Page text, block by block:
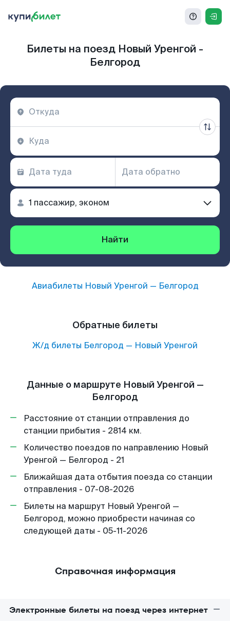
Билеты на поезд Новый Уренгой -
Белгород
Найти
Авиабилеты Новый Уренгой — Белгород
Обратные билеты
Ж/д билеты Белгород — Новый Уренгой
Данные о маршруте Новый Уренгой —
Белгород
Расстояние от станции отправления до
станции прибытия - 2814 км.
Количество поездов по направлению Новый
Уренгой — Белгород - 21
Ближайшая дата отбытия поезда со станции
отправления - 07-08-2026
Билеты на маршрут Новый Уренгой —
Белгород, можно приобрести начиная со
следующей даты - 05-11-2026
Справочная информация
Электронные билеты на поезд через интернет